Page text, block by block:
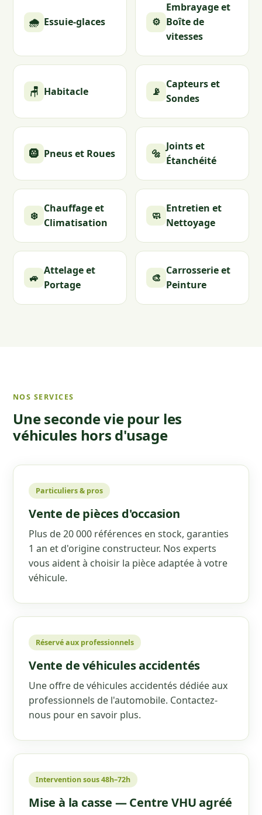
🌧️ Essuie-glaces ⚙️
Embrayage et
Boîte de
vitesses
🪑 Habitacle 📡
Capteurs et
Sondes
🛞 Pneus et Roues 🔩
Joints et
Étanchéité
❄️
Chauffage et
Climatisation
🧼
Entretien et
Nettoyage
🚙
Attelage et
Portage
🎨
Carrosserie et
Peinture
NOS SERVICES
Une seconde vie pour les
véhicules hors d'usage
Particuliers & pros
Vente de pièces d'occasion
Plus de 20 000 références en stock, garanties
1 an et d'origine constructeur. Nos experts
vous aident à choisir la pièce adaptée à votre
véhicule.
Réservé aux professionnels
Vente de véhicules accidentés
Une offre de véhicules accidentés dédiée aux
professionnels de l'automobile. Contactez-
nous pour en savoir plus.
Intervention sous 48h–72h
Mise à la casse — Centre VHU agréé